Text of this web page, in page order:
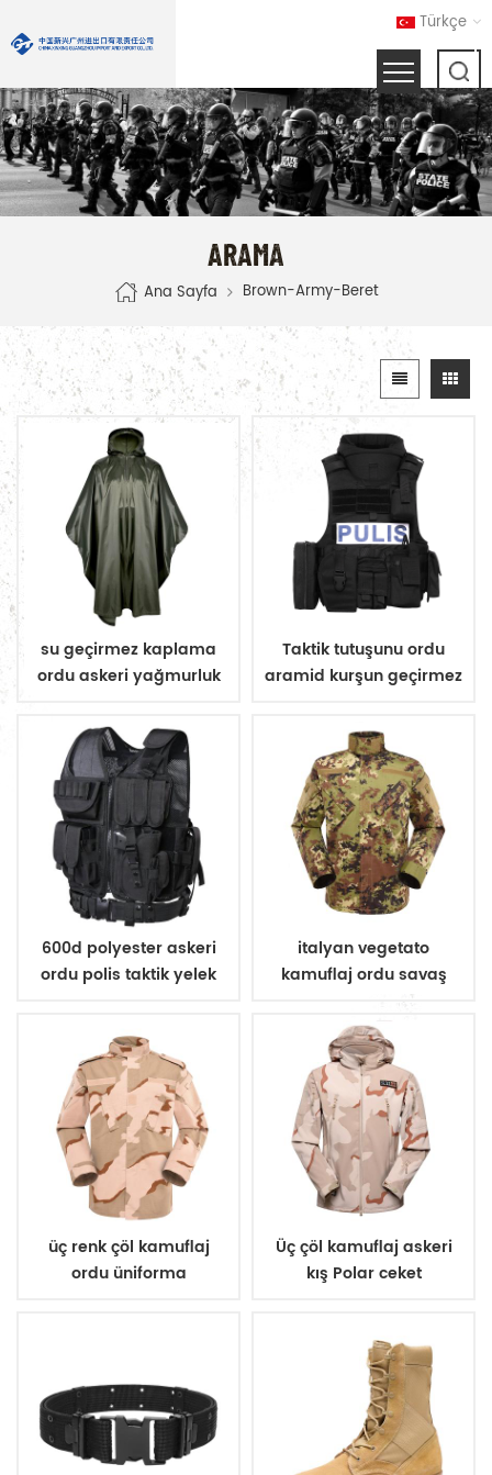
Türkçe
ARAMA
Ana Sayfa Brown-Army-Beret
su geçirmez kaplama
ordu askeri yağmurluk
Taktik tutuşunu ordu
aramid kurşun geçirmez
600d polyester askeri
ordu polis taktik yelek
italyan vegetato
kamuflaj ordu savaş
üç renk çöl kamuflaj
ordu üniforma
Üç çöl kamuflaj askeri
kış Polar ceket